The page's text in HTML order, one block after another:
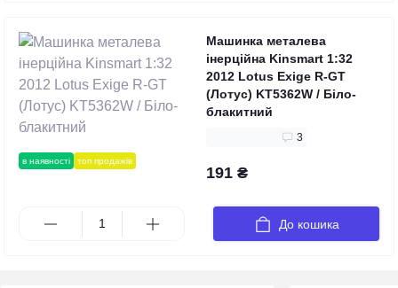
в наявності топ продажів
Машинка металева
інерційна Kinsmart 1:32
2012 Lotus Exige R-GT
(Лотус) KT5362W / Біло-
блакитний
3
191 ₴
До кошика